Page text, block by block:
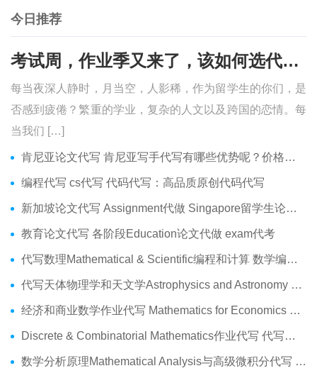
今日推荐
考试周，作业季又来了，该如何选代写？便宜的代写、代考会有哪些问题？
每当夜深人静时，月当空，人影稀，作为留学生的你们，是
否感到疲倦？繁重的学业，复杂的人文以及跨国的恋情。每
当我们 […]
肯尼亚论文代写 肯尼亚写手代写有哪些优势呢？价格便宜吗？
编程代写 cs代写 代码代写：高品质原创代码代写
新加坡论文代写 Assignment代做 Singapore留学生论文代写服务
教育论文代写 各阶段Education论文代做 exam代考
代写数理Mathematical & Scientific编程和计算 数学编程作业代做
代写天体物理学和天文学Astrophysics and Astronomy 天文学Assignment代做
经济和商业数学作业代写 Mathematics for Economics Business代做Online exam代考
Discrete & Combinatorial Mathematics作业代写 代写离散 组合数学Assignment代做
数学分析原理Mathematical Analysis与高级微积分代写 Assignment代做